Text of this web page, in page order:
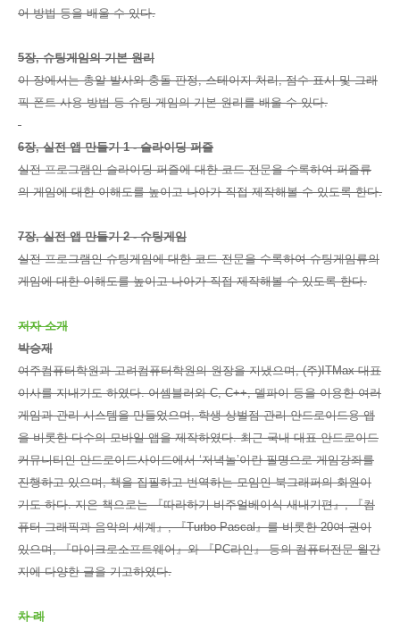
어 방법 등을 배울 수 있다.
5장, 슈팅게임의 기본 원리
이 장에서는 총알 발사와 충돌 판정, 스테이지 처리, 점수 표시 및 그래
픽 폰트 사용 방법 등 슈팅 게임의 기본 원리를 배울 수 있다.
6장, 실전 앱 만들기 1 - 슬라이딩 퍼즐
실전 프로그램인 슬라이딩 퍼즐에 대한 코드 전문을 수록하여 퍼즐류
의 게임에 대한 이해도를 높이고 나아가 직접 제작해볼 수 있도록 한다.
7장, 실전 앱 만들기 2 - 슈팅게임
실전 프로그램인 슈팅게임에 대한 코드 전문을 수록하여 슈팅게임류의
게임에 대한 이해도를 높이고 나아가 직접 제작해볼 수 있도록 한다.
저자 소개
박승제
여주컴퓨터학원과 고려컴퓨터학원의 원장을 지냈으며, (주)ITMax 대표
이사를 지내기도 하였다. 어셈블러와 C, C++, 델파이 등을 이용한 여러
게임과 관리 시스템을 만들었으며, 학생 상벌점 관리 안드로이드용 앱
을 비롯한 다수의 모바일 앱을 제작하였다. 최근 국내 대표 안드로이드
커뮤니티인 안드로이드사이드에서 ‘저녁놀’이란 필명으로 게임강좌를
진행하고 있으며, 책을 집필하고 번역하는 모임인 북그래퍼의 회원이
기도 하다. 지은 책으로는 『따라하기 비주얼베이식 새내기편』, 『컴
퓨터 그래픽과 음악의 세계』, 『Turbo Pascal』를 비롯한 20여 권이
있으며, 『마이크로소프트웨어』와 『PC라인』 등의 컴퓨터전문 월간
지에 다양한 글을 기고하였다.
차 례